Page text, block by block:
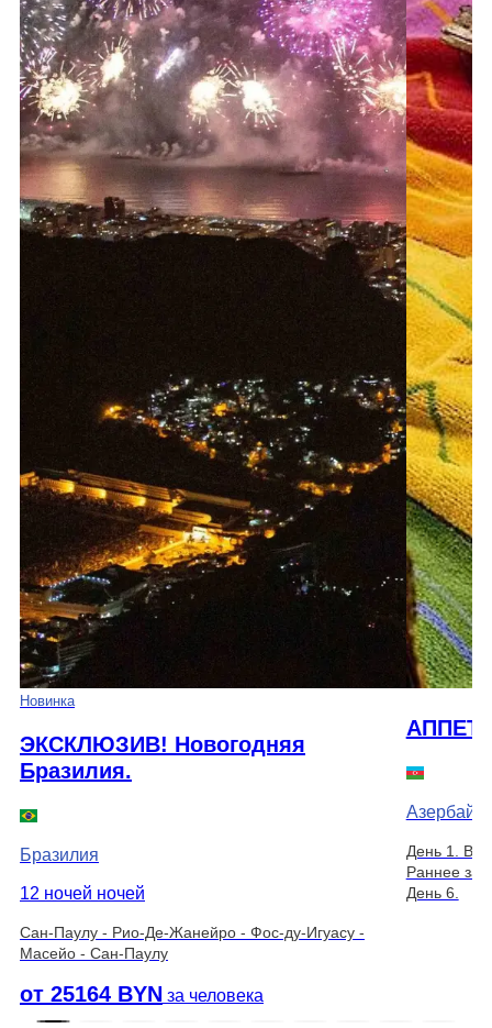
Новинка
ЭКСКЛЮЗИВ! Новогодняя
Бразилия.
Бразилия
12 ночей ночей
Сан-Паулу - Рио-Де-Жанейро - Фос-ду-Игуасу -
Масейо - Сан-Паулу
от 25164 BYN за человека
День 1.
Раннее
День 6.